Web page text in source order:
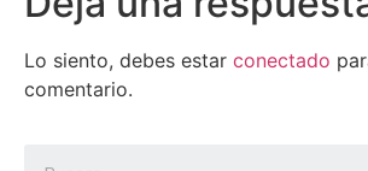
Lo siento, debes estar conectado
comentario.